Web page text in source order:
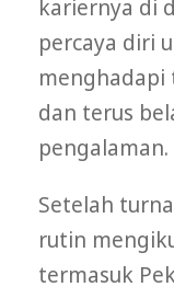
kariernya di
percaya diri
menghadapi
dan terus
pengalaman.
Setelah
rutin
termasuk